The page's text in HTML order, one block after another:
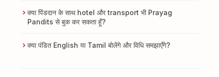
क्या पिंडदान के साथ hotel और transport भी Prayag
Pandits से बुक कर सकता हूँ?
क्या पंडित English या Tamil बोलेंगे और विधि समझाएँगे?